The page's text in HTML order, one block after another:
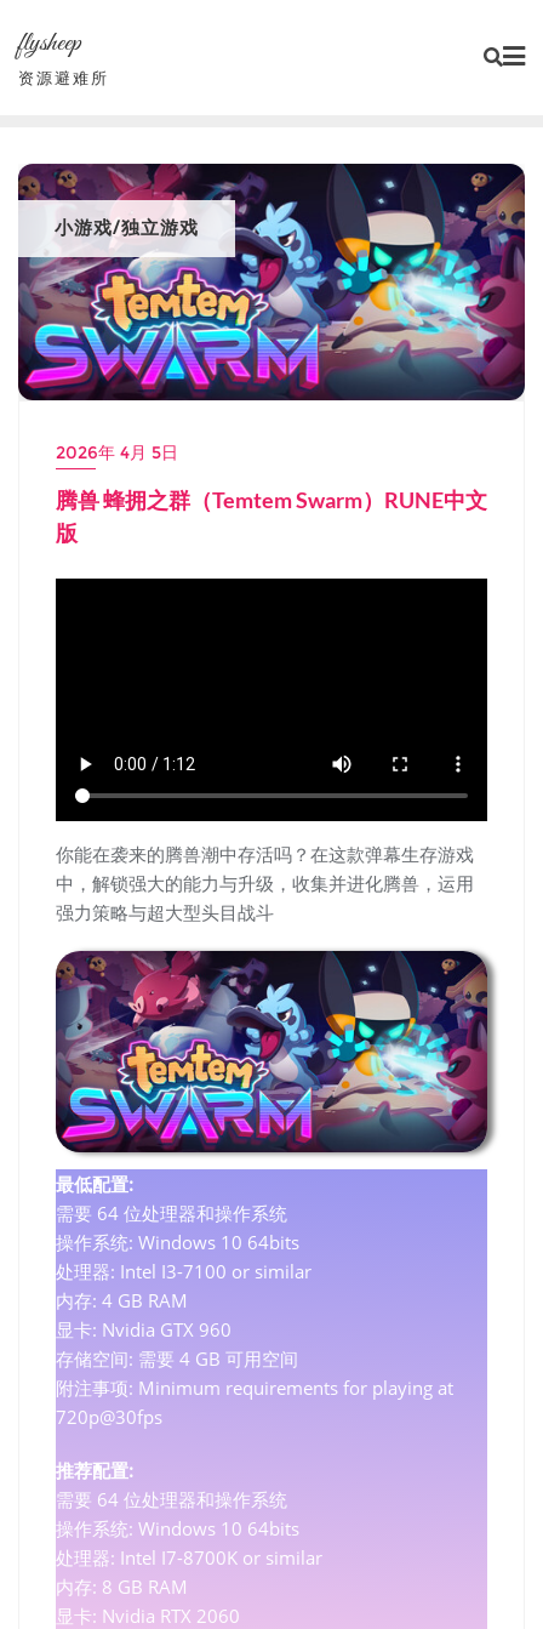
content
flysheep
资源避难所
小游戏/独立游戏
2026年 4月 5日
腾兽 蜂拥之群（Temtem Swarm）RUNE中文
版
你能在袭来的腾兽潮中存活吗？在这款弹幕生存游戏
中，解锁强大的能力与升级，收集并进化腾兽，运用
强力策略与超大型头目战斗
最低配置:
需要 64 位处理器和操作系统
操作系统: Windows 10 64bits
处理器: Intel I3-7100 or similar
内存: 4 GB RAM
显卡: Nvidia GTX 960
存储空间: 需要 4 GB 可用空间
附注事项: Minimum requirements for playing at
720p@30fps
推荐配置:
需要 64 位处理器和操作系统
操作系统: Windows 10 64bits
处理器: Intel I7-8700K or similar
内存: 8 GB RAM
显卡: Nvidia RTX 2060